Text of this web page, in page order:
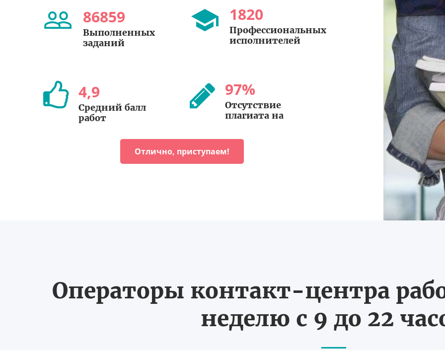
86859
Выполненных
заданий
1820
Профессиональных
исполнителей
4,9
Средний балл
работ
97%
Отсутствие
плагиата на
Отлично, приступаем!
Операторы контакт-центра
неделю с 9 до 22